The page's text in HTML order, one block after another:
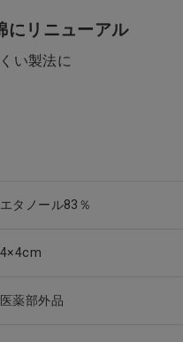
にリニューアル
い製法に
エタノール83％
4×4cm
医薬部外品